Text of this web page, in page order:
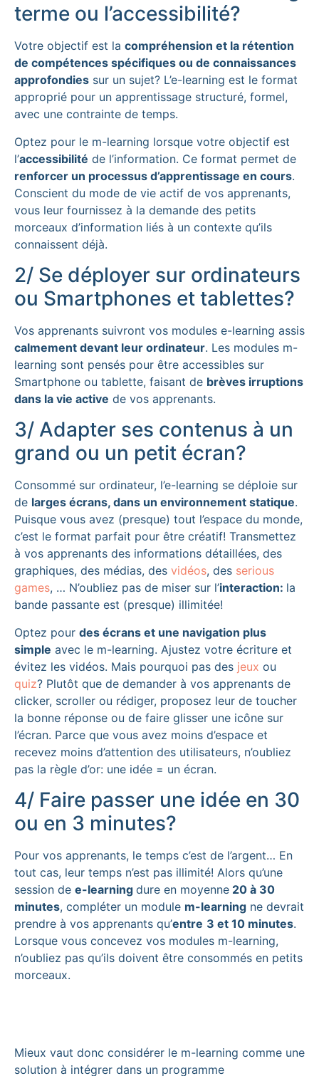
terme ou l’accessibilité?
Votre objectif est la compréhension et la rétention
de compétences spécifiques ou de connaissances
approfondies sur un sujet? L’e-learning est le format
approprié pour un apprentissage structuré, formel,
avec une contrainte de temps.
Optez pour le m-learning lorsque votre objectif est
l’accessibilité de l’information. Ce format permet de
renforcer un processus d’apprentissage en cours.
Conscient du mode de vie actif de vos apprenants,
vous leur fournissez à la demande des petits
morceaux d’information liés à un contexte qu’ils
connaissent déjà.
2/ Se déployer sur ordinateurs
ou Smartphones et tablettes?
Vos apprenants suivront vos modules e-learning assis
calmement devant leur ordinateur. Les modules m-
learning sont pensés pour être accessibles sur
Smartphone ou tablette, faisant de brèves irruptions
dans la vie active de vos apprenants.
3/ Adapter ses contenus à un
grand ou un petit écran?
Consommé sur ordinateur, l’e-learning se déploie sur
de larges écrans, dans un environnement statique.
Puisque vous avez (presque) tout l’espace du monde,
c’est le format parfait pour être créatif! Transmettez
à vos apprenants des informations détaillées, des
graphiques, des médias, des vidéos, des serious
games, … N’oubliez pas de miser sur l’interaction: la
bande passante est (presque) illimitée!
Optez pour des écrans et une navigation plus
simple avec le m-learning. Ajustez votre écriture et
évitez les vidéos. Mais pourquoi pas des jeux ou
quiz? Plutôt que de demander à vos apprenants de
clicker, scroller ou rédiger, proposez leur de toucher
la bonne réponse ou de faire glisser une icône sur
l’écran. Parce que vous avez moins d’espace et
recevez moins d’attention des utilisateurs, n’oubliez
pas la règle d’or: une idée = un écran.
4/ Faire passer une idée en 30
ou en 3 minutes?
Pour vos apprenants, le temps c’est de l’argent… En
tout cas, leur temps n’est pas illimité! Alors qu’une
session de e-learning dure en moyenne 20 à 30
minutes, compléter un module m-learning ne devrait
prendre à vos apprenants qu’entre 3 et 10 minutes.
Lorsque vous concevez vos modules m-learning,
n’oubliez pas qu’ils doivent être consommés en petits
morceaux.
Mieux vaut donc considérer le m-learning comme une
solution à intégrer dans un programme